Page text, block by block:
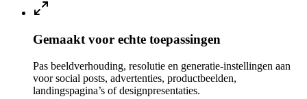
Gemaakt voor echte toepassingen
Pas beeldverhouding, resolutie en generatie-instellingen aan
voor social posts, advertenties, productbeelden,
landingspagina’s of designpresentaties.